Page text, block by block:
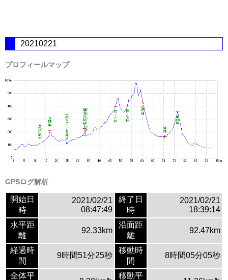
20210221
プロフィールマップ
GPSログ解析
開始日
時
2021/02/21
08:47:49
終了日
時
2021/02/21
18:39:14
水平距
離
92.33km
沿面距
離
92.47km
経過時
間
9時間51分25秒
移動時
間
8時間05分05秒
全体平 移動平